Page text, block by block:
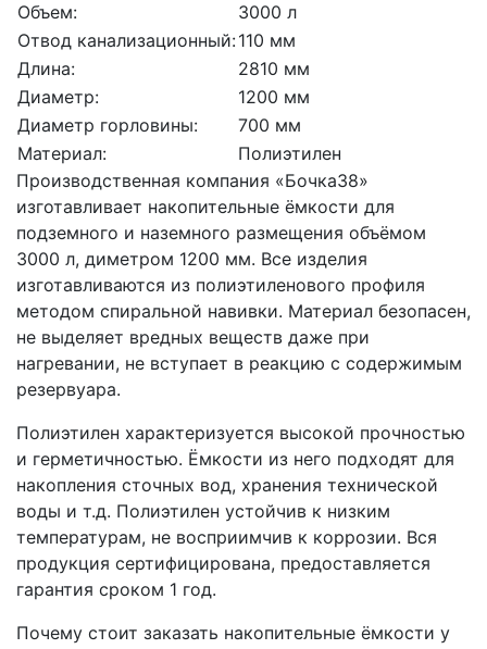
Объем:
3000 л
Отвод канализационный:110 мм
Длина:
2810 мм
Диаметр:
1200 мм
Диаметр горловины:
700 мм
Материал:
Полиэтилен
Производственная компания «Бочка38»
изготавливает накопительные ёмкости для
подземного и наземного размещения объёмом
3000 л, диметром 1200 мм. Все изделия
изготавливаются из полиэтиленового профиля
методом спиральной навивки. Материал безопасен,
не выделяет вредных веществ даже при
нагревании, не вступает в реакцию с содержимым
резервуара.
Полиэтилен характеризуется высокой прочностью
и герметичностью. Ёмкости из него подходят для
накопления сточных вод, хранения технической
воды и т.д. Полиэтилен устойчив к низким
температурам, не восприимчив к коррозии. Вся
продукция сертифицирована, предоставляется
гарантия сроком 1 год.
Почему стоит заказать накопительные ёмкости у